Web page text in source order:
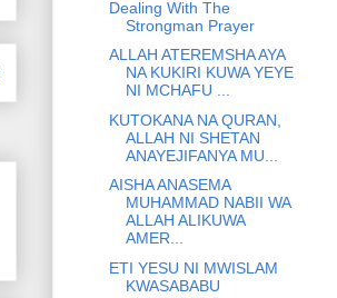
Dealing With The
Strongman Prayer
ALLAH ATEREMSHA AYA
NA KUKIRI KUWA YEYE
NI MCHAFU ...
KUTOKANA NA QURAN,
ALLAH NI SHETAN
ANAYEJIFANYA MU...
AISHA ANASEMA
MUHAMMAD NABII WA
ALLAH ALIKUWA
AMER...
ETI YESU NI MWISLAM
KWASABABU